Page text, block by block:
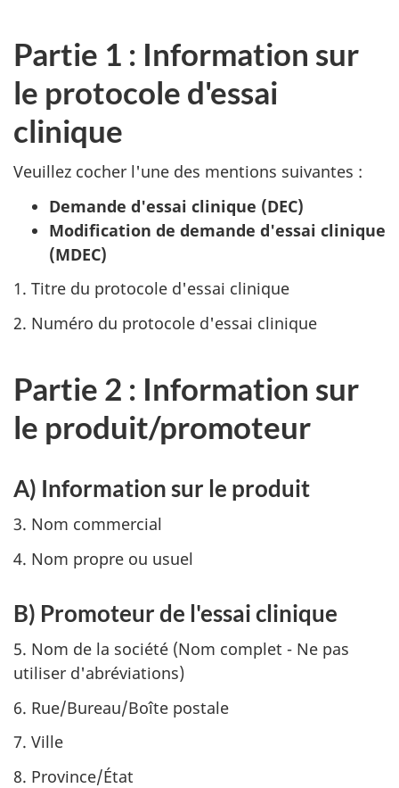
Partie 1 : Information sur
le protocole d'essai
clinique
Veuillez cocher l'une des mentions suivantes :
Demande d'essai clinique (DEC)
Modification de demande d'essai clinique
(MDEC)
1. Titre du protocole d'essai clinique
2. Numéro du protocole d'essai clinique
Partie 2 : Information sur
le produit/promoteur
A) Information sur le produit
3. Nom commercial
4. Nom propre ou usuel
B) Promoteur de l'essai clinique
5. Nom de la société (Nom complet - Ne pas
utiliser d'abréviations)
6. Rue/Bureau/Boîte postale
7. Ville
8. Province/État